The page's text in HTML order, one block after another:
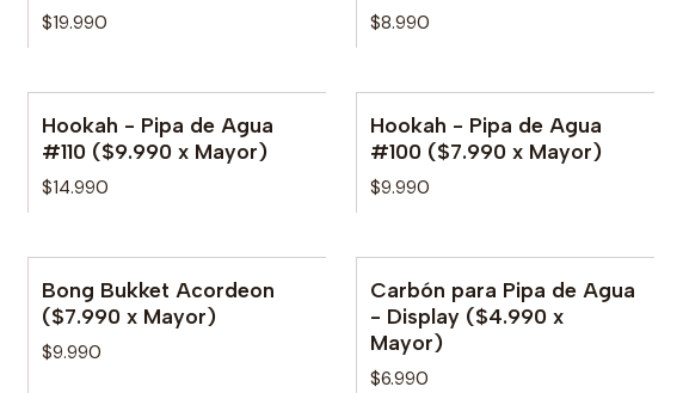
$19.990 $8.990
No disponible
Hookah - Pipa de Agua
#110 ($9.990 x Mayor)
$14.990
No disponible
Hookah - Pipa de Agua
#100 ($7.990 x Mayor)
$9.990
No disponible
Bong Bukket Acordeon
($7.990 x Mayor)
$9.990
Carbón para Pipa de Agua
- Display ($4.990 x
Mayor)
$6.990